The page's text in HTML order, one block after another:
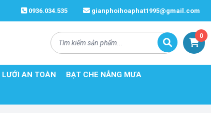
0936.034.535 gianphoihoaphat1995@gmail.com
0
LƯỚI AN TOÀN BẠT CHE NẮNG MƯA